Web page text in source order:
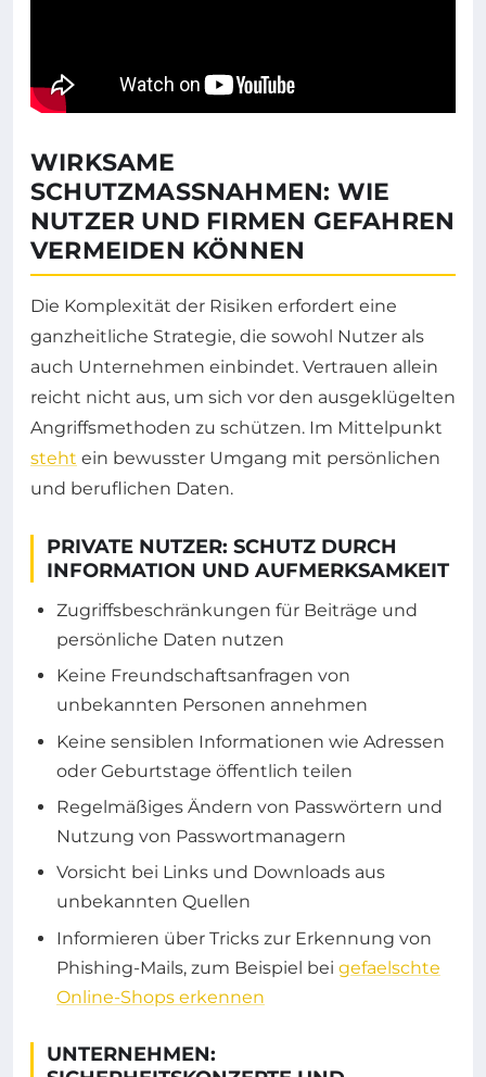
WIRKSAME
SCHUTZMASSNAHMEN: WIE N
UTZER UND FIRMEN GEFAHREN V
ERMEIDEN KÖNNEN
Die Komplexität der Risiken erfordert eine
ganzheitliche Strategie, die sowohl Nutzer als
auch Unternehmen einbindet. Vertrauen allein
reicht nicht aus, um sich vor den ausgeklügelten
Angriffsmethoden zu schützen. Im Mittelpunkt
steht ein bewusster Umgang mit persönlichen
und beruflichen Daten.
PRIVATE NUTZER: SCHUTZ DURCH
INFORMATION UND AUFMERKSAMKEIT
Zugriffsbeschränkungen für Beiträge und
persönliche Daten nutzen
Keine Freundschaftsanfragen von
unbekannten Personen annehmen
Keine sensiblen Informationen wie Adressen
oder Geburtstage öffentlich teilen
Regelmäßiges Ändern von Passwörtern und
Nutzung von Passwortmanagern
Vorsicht bei Links und Downloads aus
unbekannten Quellen
Informieren über Tricks zur Erkennung von
Phishing-Mails, zum Beispiel bei gefaelschte
Online-Shops erkennen
UNTERNEHMEN: